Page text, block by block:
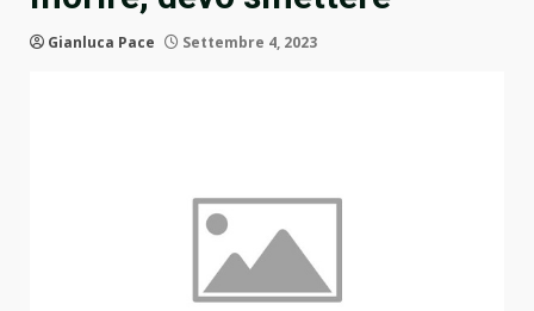
Gianluca Pace Settembre 4, 2023